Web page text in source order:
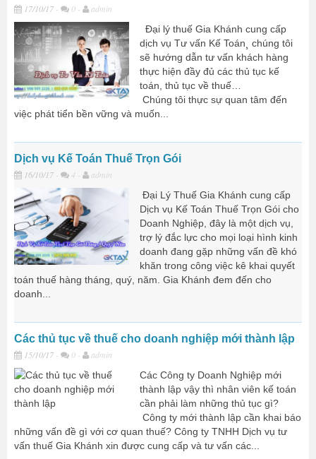
17/10/17 - 0 -
admin
Đại lý thuế Gia Khánh cung cấp
dịch vụ Tư vấn Kế Toán¸ chúng tôi
sẽ hướng dẫn tư vấn khách hàng
thực hiện đầy đủ các thủ tục kế
toán, thủ tục về thuế…
Chúng tôi thực sự quan tâm đến
việc phát tiển bền vững và muốn...
Dịch vụ Kế Toán Thuế Trọn Gói
16/10/17 - 4 -
admin
Đại Lý Thuế Gia Khánh cung cấp
Dịch vụ Kế Toán Thuế Trọn Gói cho
Doanh Nghiệp, đây là một dịch vụ,
trợ lý đắc lực cho mọi loại hình kinh
doanh đang gặp những vấn đề khó
khăn trong công việc kê khai quyết
toán thuế hàng tháng, quý, năm. Gia Khánh đem đến cho
doanh...
Các thủ tục về thuế cho doanh nghiệp mới thành lập
15/10/17 - 0 -
admin
Các Công ty Doanh Nghiệp mới
thành lập vậy thì nhân viên kế toán
cần phải làm những thủ tục gì?
Công ty mới thành lập cần khai báo
những vấn đề gì với cơ quan thuế? Công ty TNHH Dịch vụ tư
vấn thuế Gia Khánh xin được cung cấp và tư vấn các...